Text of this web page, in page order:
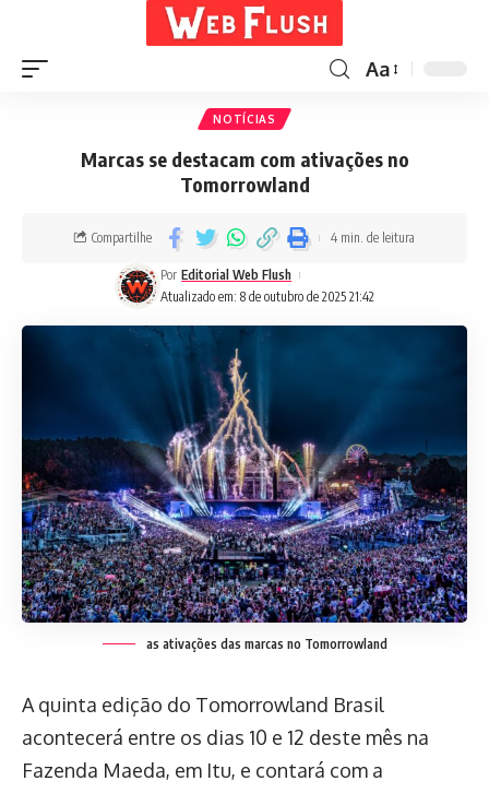
Aa
NOTÍCIAS
Marcas se destacam com ativações no
Tomorrowland
Atualizado em: 8 de outubro de 2025 21:42
Por Editorial Web Flush
Compartilhe 4 min. de leitura
as ativações das marcas no Tomorrowland
A quinta edição do Tomorrowland Brasil
acontecerá entre os dias 10 e 12 deste mês na
Fazenda Maeda, em Itu, e contará com a